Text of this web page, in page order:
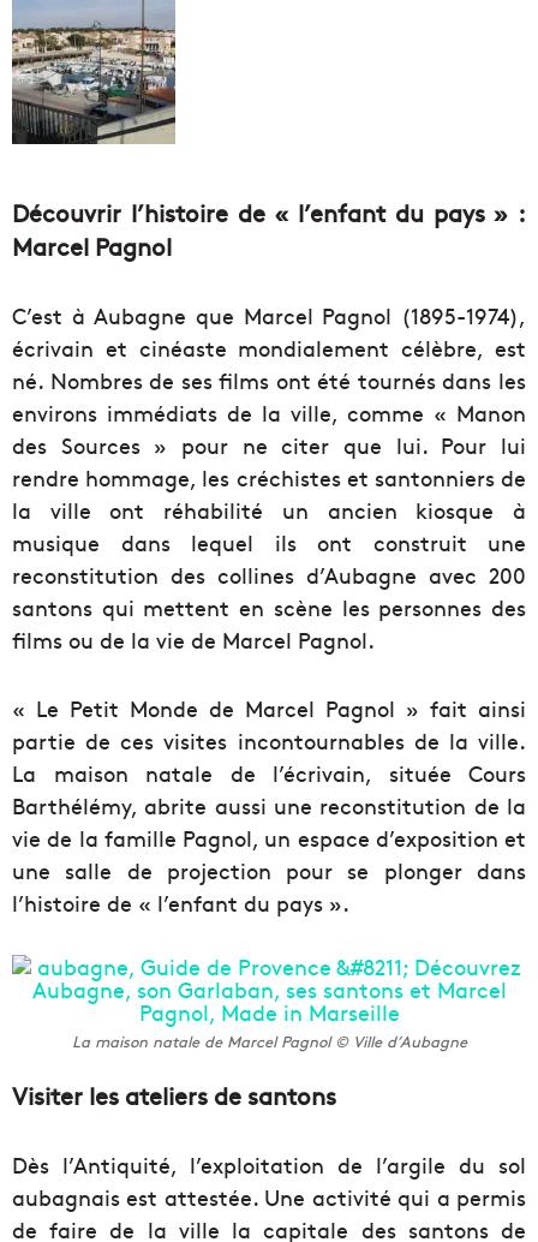
Découvrir l’histoire de « l’enfant du pays » :
Marcel Pagnol
C’est à Aubagne que Marcel Pagnol (1895-1974),
écrivain et cinéaste mondialement célèbre, est
né. Nombres de ses films ont été tournés dans les
environs immédiats de la ville, comme « Manon
des Sources » pour ne citer que lui. Pour lui
rendre hommage, les créchistes et santonniers de
la ville ont réhabilité un ancien kiosque à
musique dans lequel ils ont construit une
reconstitution des collines d’Aubagne avec 200
santons qui mettent en scène les personnes des
films ou de la vie de Marcel Pagnol.
« Le Petit Monde de Marcel Pagnol » fait ainsi
partie de ces visites incontournables de la ville.
La maison natale de l’écrivain, située Cours
Barthélémy, abrite aussi une reconstitution de la
vie de la famille Pagnol, un espace d’exposition et
une salle de projection pour se plonger dans
l’histoire de « l’enfant du pays ».
La maison natale de Marcel Pagnol © Ville d’Aubagne
Visiter les ateliers de santons
Dès l’Antiquité, l’exploitation de l’argile du sol
aubagnais est attestée. Une activité qui a permis
de faire de la ville la capitale des santons de